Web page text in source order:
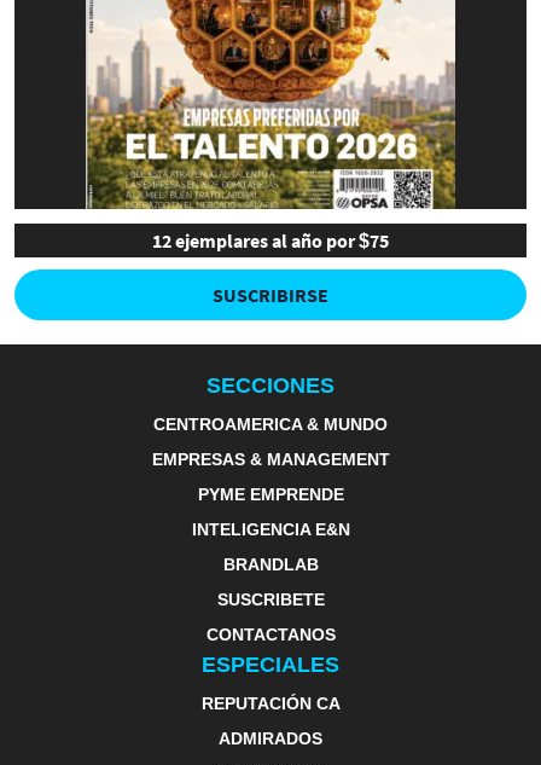
12 ejemplares al año por $75
SUSCRIBIRSE
SECCIONES
CENTROAMERICA & MUNDO
EMPRESAS & MANAGEMENT
PYME EMPRENDE
INTELIGENCIA E&N
BRANDLAB
SUSCRIBETE
CONTACTANOS
ESPECIALES
REPUTACIÓN CA
ADMIRADOS